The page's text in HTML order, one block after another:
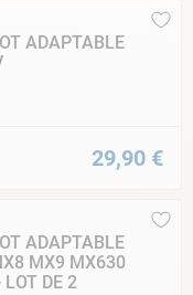
ADAPTABLE
29,90 €
ADAPTABLE
MX9 MX630
DE 2